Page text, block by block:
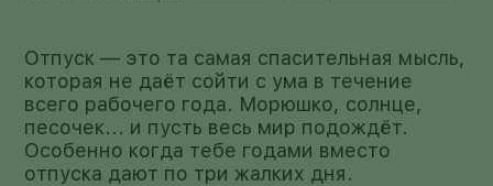
Отпуск — это та самая спасительная мысль,
которая не даёт сойти с ума в течение
всего рабочего года. Морюшко, солнце,
песочек... и пусть весь мир подождёт.
Особенно когда тебе годами вместо
отпуска дают по три жалких дня.